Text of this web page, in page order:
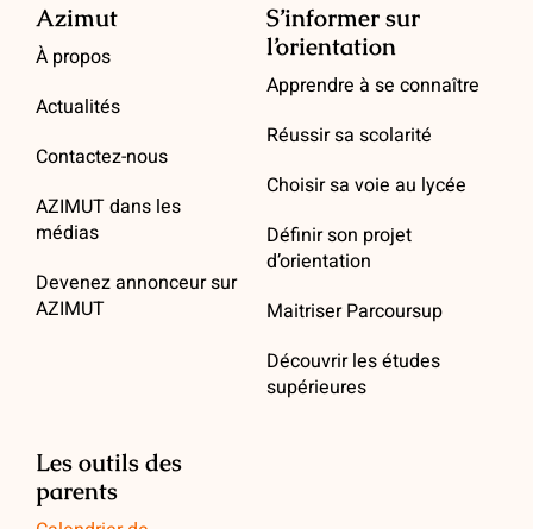
Azimut
À propos
Actualités
Contactez-nous
AZIMUT dans les
médias
Devenez annonceur sur
AZIMUT
S’informer sur
l’orientation
Apprendre à se connaître
Réussir sa scolarité
Choisir sa voie au lycée
Définir son projet
d’orientation
Maitriser Parcoursup
Découvrir les études
supérieures
Les outils des
parents